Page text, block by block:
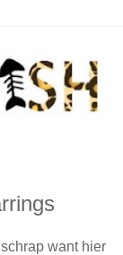
want hier